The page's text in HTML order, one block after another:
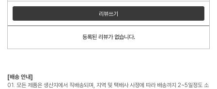
리뷰쓰기
등록된 리뷰가 없습니다.
[배송 안내]
01. 모든 제품은 생산지에서 직배송되며, 지역 및 택배사 사정에 따라 배송까지 2~5일정도 소